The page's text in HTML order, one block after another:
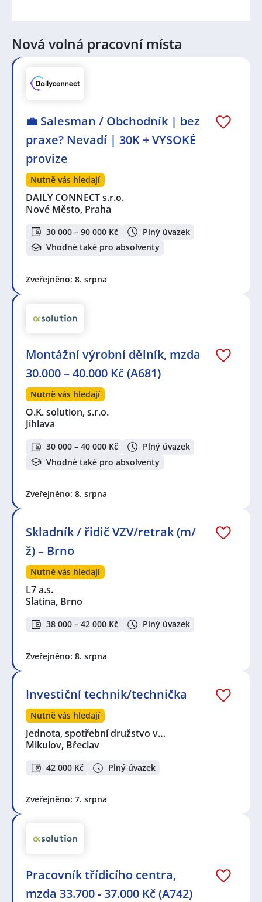
Nová volná pracovní místa
💼 Salesman / Obchodník | bez
praxe? Nevadí | 30K + VYSOKÉ
provize
Nutně vás hledají
DAILY CONNECT s.r.o.
Nové Město, Praha
30 000 – 90 000 Kč
Plný úvazek
Vhodné také pro absolventy
Zveřejněno: 8. srpna
Montážní výrobní dělník, mzda
30.000 – 40.000 Kč (A681)
Nutně vás hledají
O.K. solution, s.r.o.
Jihlava
30 000 – 40 000 Kč
Plný úvazek
Vhodné také pro absolventy
Zveřejněno: 8. srpna
Skladník / řidič VZV/retrak (m/
ž) – Brno
Nutně vás hledají
L7 a.s.
Slatina, Brno
38 000 – 42 000 Kč Plný úvazek
Zveřejněno: 8. srpna
Investiční technik/technička
Nutně vás hledají
Jednota, spotřební družstvo v…
Mikulov, Břeclav
42 000 Kč Plný úvazek
Zveřejněno: 7. srpna
Pracovník třídicího centra,
mzda 33.700 - 37.000 Kč (A742)